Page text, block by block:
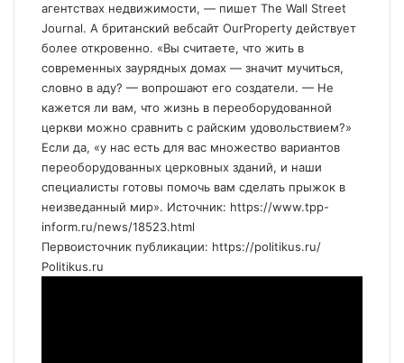
агентствах недвижимости, — пишет The Wall Street
Journal. А британский вебсайт OurProperty действует
более откровенно. «Вы считаете, что жить в
современных заурядных домах — значит мучиться,
словно в аду? — вопрошают его создатели. — Не
кажется ли вам, что жизнь в переоборудованной
церкви можно сравнить с райским удовольствием?»
Если да, «у нас есть для вас множество вариантов
переоборудованных церковных зданий, и наши
специалисты готовы помочь вам сделать прыжок в
неизведанный мир». Источник: https://www.tpp-
inform.ru/news/18523.html
Первоисточник публикации: https://politikus.ru/
Politikus.ru